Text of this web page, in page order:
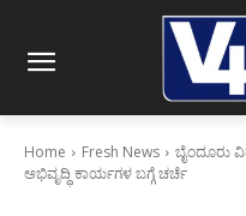
Home Fresh News
ಬೈಂದೂರು
ಅಭಿವೃದ್ಧಿ ಕಾರ್ಯಗಳ ಬಗ್ಗೆ ಚರ್ಚೆ